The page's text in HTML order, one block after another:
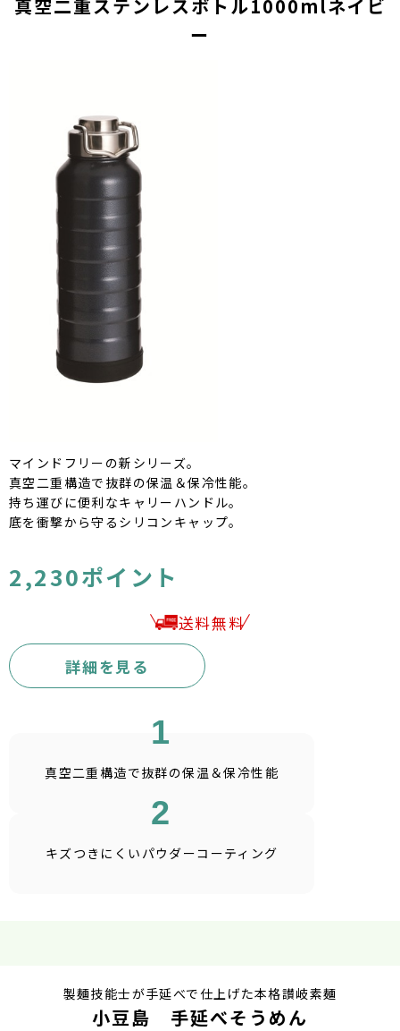
真空二重ステンレスボトル1000mlネイビ
ー
マインドフリーの新シリーズ。
真空二重構造で抜群の保温＆保冷性能。
持ち運びに便利なキャリーハンドル。
底を衝撃から守るシリコンキャップ。
2,230ポイント
送料無料
詳細を見る
1
真空二重構造で抜群の保温＆保冷性能
2
キズつきにくい パウダーコーティング
製麺技能士が手延べで仕上げた本格讃岐素麺
小豆島 手延べそうめん